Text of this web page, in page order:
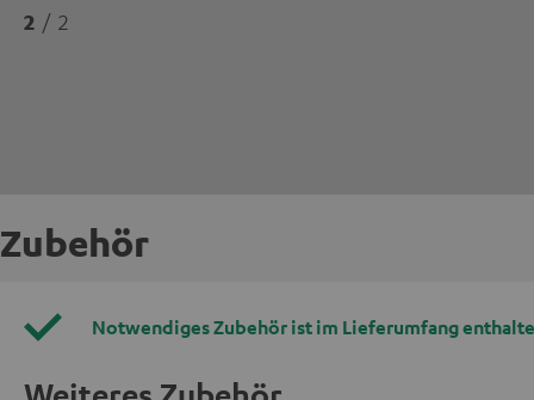
2 / 2
Zubehör
Notwendiges Zubehör ist im Lieferumfang